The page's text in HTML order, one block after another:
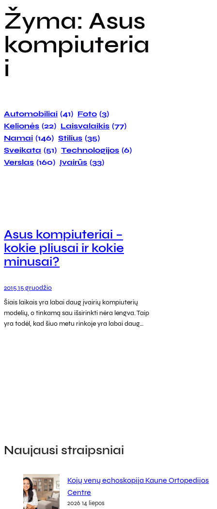
Žyma: Asus
kompiuteria
i
Automobiliai (41) Foto (3)
Kelionės (22) Laisvalaikis (77)
Namai (146) Stilius (35)
Sveikata (51) Technologijos (6)
Verslas (160) Įvairūs (33)
Asus kompiuteriai –
kokie pliusai ir kokie
minusai?
2015 15 gruodžio
Šiais laikais yra labai daug įvairių kompiuterių
modelių, o tinkamą sau išsirinkti nėra lengva. Taip
yra todėl, kad šiuo metu rinkoje yra labai daug…
Naujausi straipsniai
Kojų venų echoskopija Kaune Ortopedijos
Centre
2026 14 liepos